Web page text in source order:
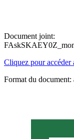
Document joint:
Cliquez pour accéder
Format du